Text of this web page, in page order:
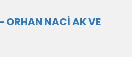
ORHAN NACİ AK VE